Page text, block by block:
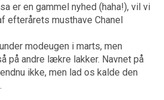
er en gammel nyhed (haha!), vil vi
efterårets musthave Chanel
modeugen i marts, men
på andre lækre lakker. Navnet på
ikke, men lad os kalde den